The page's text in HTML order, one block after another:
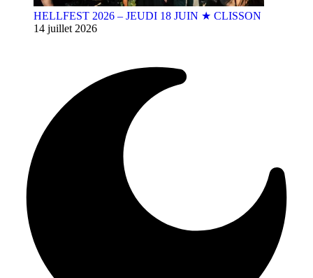
HELLFEST 2026 – JEUDI 18 JUIN ★ CLISSON
14 juillet 2026